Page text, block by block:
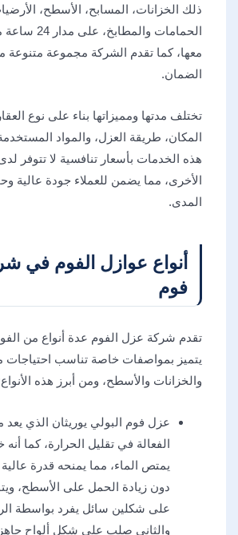
ذلك الخزانات، المسابح، الأسطح،
الحمامات
معها، كما تقدم الشركة مجموعة
الضمان.
تختلف مدتها ومميزاتها بناء على نوع
المكان، طريقة العزل، والمواد
هذه الخدمات بأسعار تنافسية لا تتوفر
الأخرى، مما يضمن للعملاء جودة عالية
المدى.
أنواع عوازل الفوم في
فوم
تقدم شركة عزل الفوم عدة أنواع من
يتميز بمواصفات خاصة تناسب احتياجات
والخزانات والأسطح، ومن أبرز هذه
عزل فوم البولي يوريثان الذي يعد
الفعالة في تقليل الحرارة، كما
يمتص الماء، مما يمنحه قدرة
دون زيادة الحمل على الأسطح،
على شكلين سائل يفرد بواسطة
والثاني صلب على شكل ألواح